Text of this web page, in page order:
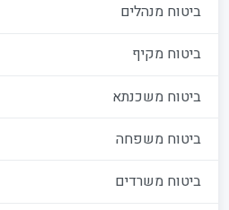
ביטוח מנהלים
ביטוח מקיף
ביטוח משכנתא
ביטוח משפחה
ביטוח משרדים